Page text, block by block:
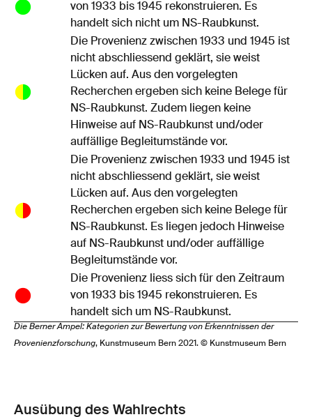
von 1933 bis 1945 rekonstruieren. Es
handelt sich nicht um NS-Raubkunst.
Die Provenienz zwischen 1933 und 1945 ist
nicht abschliessend geklärt, sie weist
Lücken auf. Aus den vorgelegten
Recherchen ergeben sich keine Belege für
NS-Raubkunst. Zudem liegen keine
Hinweise auf NS-Raubkunst und/oder
auffällige Begleitumstände vor.
Die Provenienz zwischen 1933 und 1945 ist
nicht abschliessend geklärt, sie weist
Lücken auf. Aus den vorgelegten
Recherchen ergeben sich keine Belege für
NS-Raubkunst. Es liegen jedoch Hinweise
auf NS-Raubkunst und/oder auffällige
Begleitumstände vor.
Die Provenienz liess sich für den Zeitraum
von 1933 bis 1945 rekonstruieren. Es
handelt sich um NS-Raubkunst.
Die Berner Ampel: Kategorien zur Bewertung von Erkenntnissen der
Provenienzforschung, Kunstmuseum Bern 2021. © Kunstmuseum Bern
Ausübung des Wahlrechts